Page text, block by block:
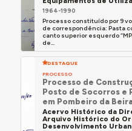
1964-1990
Processo constituído por 9
de correspondência: Pasta
canto superior esquerdo
de...
DESTAQUE
PROCESSO
Processo de
Posto de Socorros e
em Pombeiro da
Acervo Histórico da
Arquivo Histórico do
Desenvolvimento